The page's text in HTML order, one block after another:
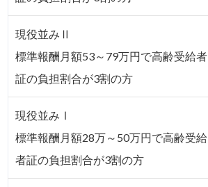
現役並みⅡ
標準報酬月額53～79万円で高齢受給者
証の負担割合が3割の方
現役並みⅠ
標準報酬月額28万～50万円で高齢受給
者証の負担割合が3割の方